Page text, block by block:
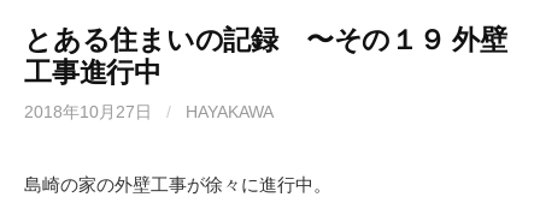
とある住まいの記録 〜その１９ 外壁
工事進行中
2018年10月27日 / HAYAKAWA
島崎の家の外壁工事が徐々に進行中。